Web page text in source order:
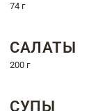
74 г
САЛАТЫ
200 г
СУПЫ